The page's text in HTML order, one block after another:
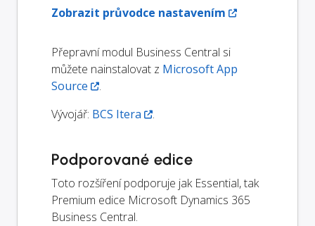
Zobrazit průvodce nastavením
Přepravní modul Business Central si
můžete nainstalovat z Microsoft App
Source
.
Vývojář: BCS Itera .
Podporované edice
Toto rozšíření podporuje jak Essential, tak
Premium edice Microsoft Dynamics 365
Business Central.